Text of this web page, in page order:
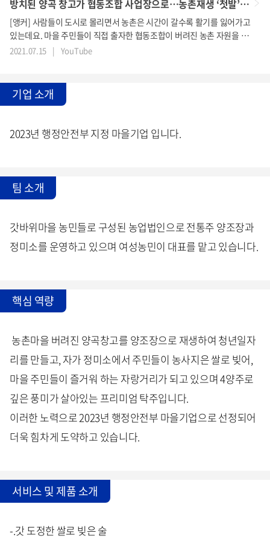
방치된 양곡 창고가 협동조합 사업장으로…농촌재생 ‘첫발’ / KBS 2021.07.15.
[앵커] 사람들이 도시로 몰리면서 농촌은 시간이 갈수록 활기를 잃어가고
있는데요. 마을 주민들이 직접 출자한 협동조합이 버려진 농촌 자원을 활
용해 새로운 사업을 시도하고 있어 결과가 주목됩니다. 진유민 기자의 보
2021.07.15 | YouTube
기업 소개
2023년 행정안전부 지정 마을기업 입니다.
팀 소개
갓바위마을 농민들로 구성된 농업법인으로 전통주 양조장과
정미소를 운영하고 있으며 여성농민이 대표를 맡고 있습니다.
핵심 역량
농촌마을 버려진 양곡창고를 양조장으로 재생하여 청년일자
리를 만들고, 자가 정미소에서 주민들이 농사지은 쌀로 빚어,
마을 주민들이 즐거워 하는 자랑거리가 되고 있으며 4양주로
깊은 풍미가 살아있는 프리미엄 탁주입니다.
이러한 노력으로 2023년 행정안전부 마을기업으로 선정되어
더욱 힘차게 도약하고 있습니다.
서비스 및 제품 소개
-.갓 도정한 쌀로 빚은 술